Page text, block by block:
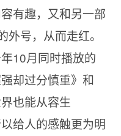
有趣，又和另一部
外号，从而走红。
10月同时播放的
却过分慎重》和
也能从容生
给人的感触更为明